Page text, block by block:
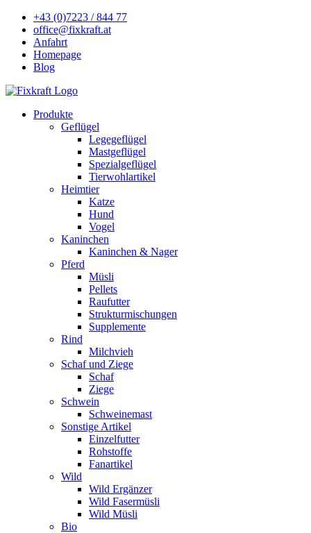
+43 (0)7223 / 844 77
office@fixkraft.at
Anfahrt
Homepage
Blog
Produkte
Geflügel
Legegeflügel
Mastgeflügel
Spezialgeflügel
Tierwohlartikel
Heimtier
Katze
Hund
Vogel
Kaninchen
Kaninchen & Nager
Pferd
Müsli
Pellets
Raufutter
Strukturmischungen
Supplemente
Rind
Milchvieh
Schaf und Ziege
Schaf
Ziege
Schwein
Schweinemast
Sonstige Artikel
Einzelfutter
Rohstoffe
Fanartikel
Wild
Wild Ergänzer
Wild Fasermüsli
Wild Müsli
Bio